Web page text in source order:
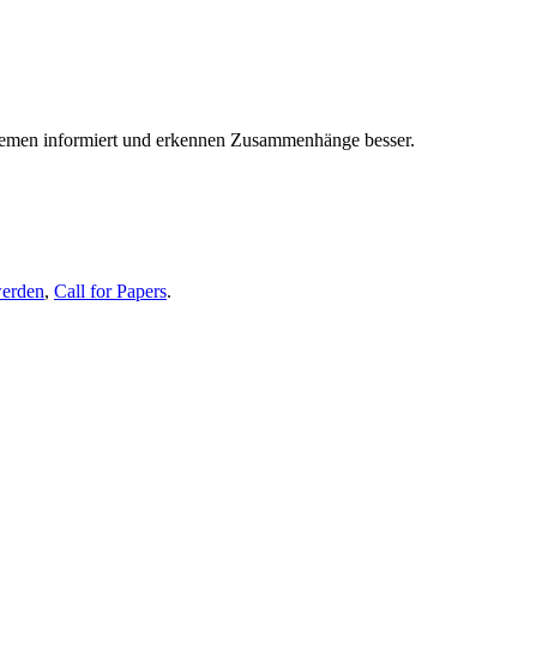
informiert und erkennen Zusammenhänge besser.
, Call for Papers.